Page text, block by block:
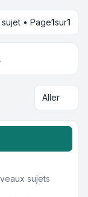
• Page1sur1
Aller
sujets